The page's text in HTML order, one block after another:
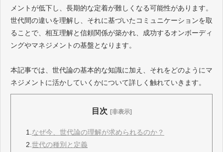
メントが低下し、長期的な定着が難しくなる可能性があります。
世代間の違いを理解し、それに基づいたコミュニケーションを取
ることで、相互理解と信頼関係が築かれ、成功するオンボーディ
ングやマネジメントの基盤となります。
本記事では、世代論の基本的な知識に加え、それをどのようにマ
ネジメントに活かしていくかについて詳しく触れていきます。
目次 [非表示]
1. なぜ今、世代論の理解が求められるのか？
2. 世代の種別と定義